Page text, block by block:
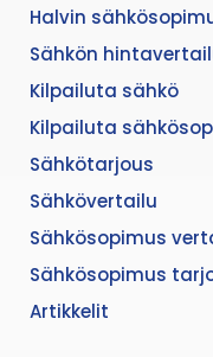
Halvin
Sähkön
Kilpailuta sähkö
Kilpailuta
Sähkötarjous
Sähkövertailu
Sähkösopimus
Sähkösopimus
Artikkelit